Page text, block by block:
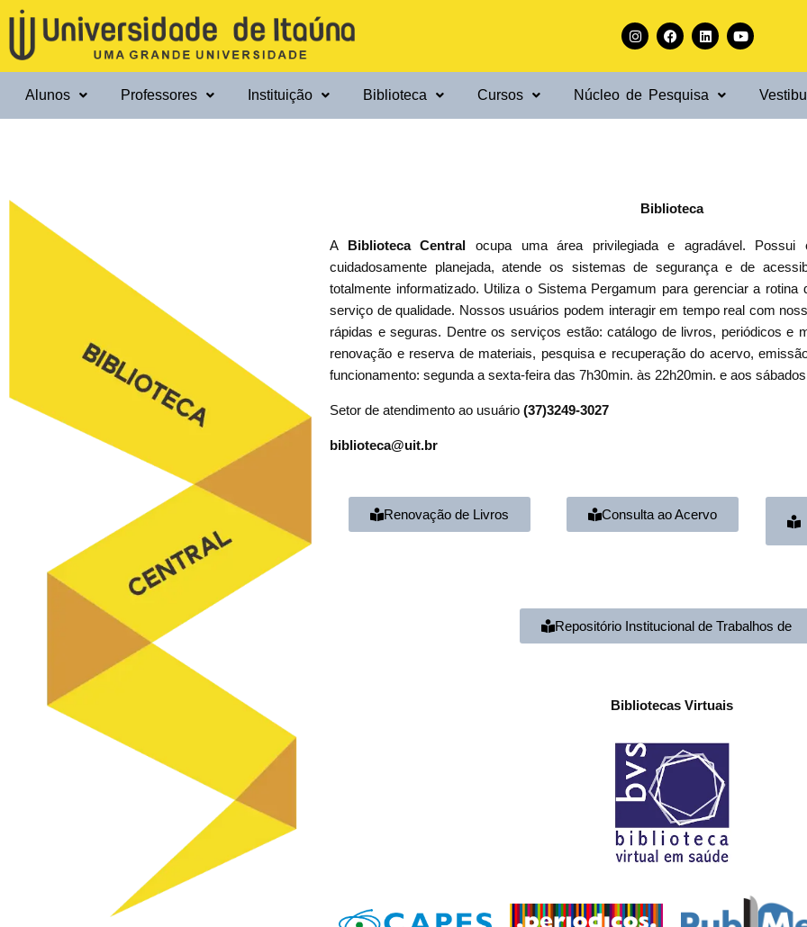
conteúdo
n
s
t
a
r
m
a
c
e
b
o
i
n
k
e
i
o
u
t
u
Alunos Professores Instituição Biblioteca Cursos Núcleo de Pesquisa
Biblioteca
A Biblioteca Central
ocupa uma área privilegiada e agradável. Possui
cuidadosamente planejada, atende os sistemas de segurança e de
totalmente informatizado. Utiliza o Sistema Pergamum para gerenciar a rotina
serviço de qualidade. Nossos usuários podem interagir em tempo real com
rápidas e seguras. Dentre os serviços estão: catálogo de livros, periódicos e
renovação e reserva de materiais, pesquisa e recuperação do acervo,
funcionamento: segunda a sexta-feira das 7h30min. às 22h20min. e aos
Setor de atendimento ao usuário(37)3249-3027
biblioteca@uit.br
Renovação de Livros Consulta ao Acervo
Repositório Institucional de Trabalhos de
Bibliotecas Virtuais